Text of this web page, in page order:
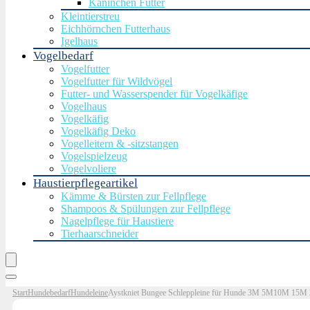
Kaninchen Futter
Kleintierstreu
Eichhörnchen Futterhaus
Igelhaus
Vogelbedarf
Vogelfutter
Vogelfutter für Wildvögel
Futter- und Wasserspender für Vogelkäfige
Vogelhaus
Vogelkäfig
Vogelkäfig Deko
Vogelleitern & -sitzstangen
Vogelspielzeug
Vogelvoliere
Haustierpflegeartikel
Kämme & Bürsten zur Fellpflege
Shampoos & Spülungen zur Fellpflege
Nagelpflege für Haustiere
Tierhaarschneider
StartHundebedarfHundeleineAystkniet Bungee Schleppleine für Hunde 3M 5M10M 15M